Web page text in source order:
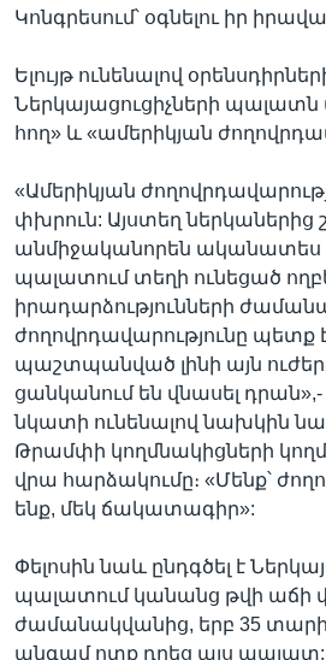
Կոնգրեսում՝ օգնելու իր
Ելույթ ունենալով
Ներկայացուցիչների պալատն
հող» և «ամերիկյան
«Ամերիկյան
փխրուն: Այստեղ ներկաներից
անմիջականորեն ականատես
պալատում տեղի ունեցած
իրադարձությունների
ժողովրդավարությունը պետք
պաշտպանված լինի այն
ցանկանում են վնասել դրան»,-
նկատի ունենալով նախկին
Թրամփի կողմնակիցների
վրա հարձակումը։ «Մենք՝
ենք, մեկ ճակատագիր»:
Փելոսին նաև ընդգծել է
պալատում կանանց թվի աճի
ժամանակվանից, երբ 35
անգամ ոտք դրեց այս պալատ: